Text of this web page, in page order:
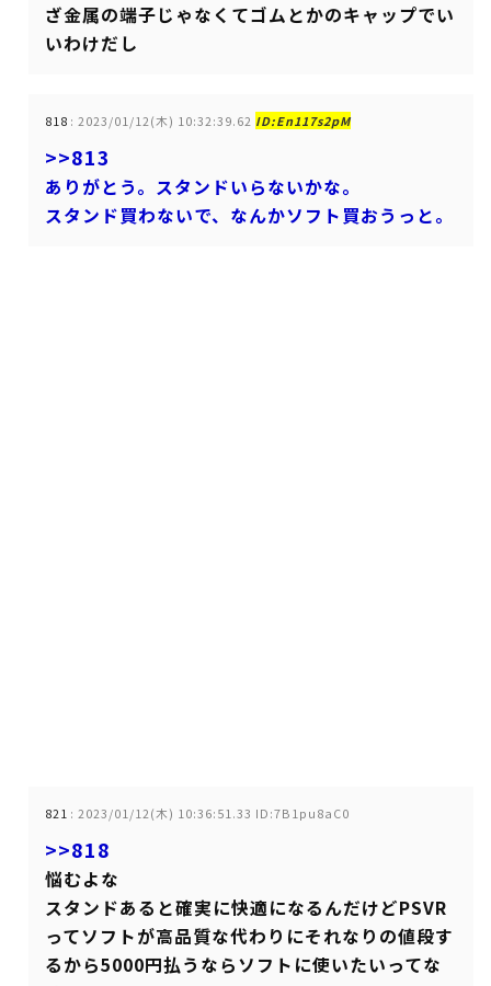
ざ金属の端子じゃなくてゴムとかのキャップでい
いわけだし
818 : 2023/01/12(木) 10:32:39.62 ID:En117s2pM
>>813
ありがとう。スタンドいらないかな。
スタンド買わないで、なんかソフト買おうっと。
821 : 2023/01/12(木) 10:36:51.33 ID:7B1pu8aC0
>>818
悩むよな
スタンドあると確実に快適になるんだけどPSVR
ってソフトが高品質な代わりにそれなりの値段す
るから5000円払うならソフトに使いたいってな